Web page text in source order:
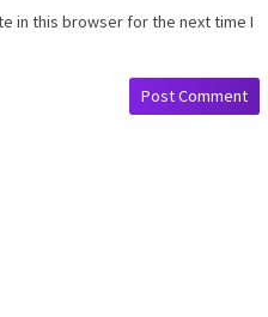
in this browser for the next time I